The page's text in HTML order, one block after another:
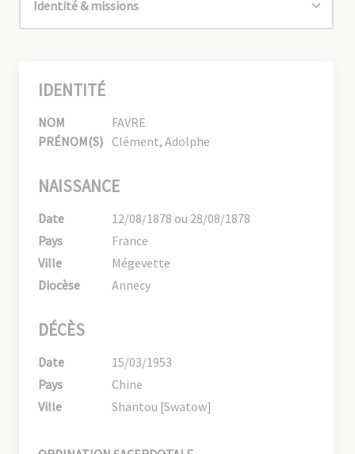
IDENTITÉ
NOM
FAVRE
PRÉNOM(S) Clément, Adolphe
NAISSANCE
Date
12/08/1878 ou 28/08/1878
Pays
France
Ville
Mégevette
Diocèse
Annecy
DÉCÈS
Date
15/03/1953
Pays
Chine
Ville
Shantou [Swatow]